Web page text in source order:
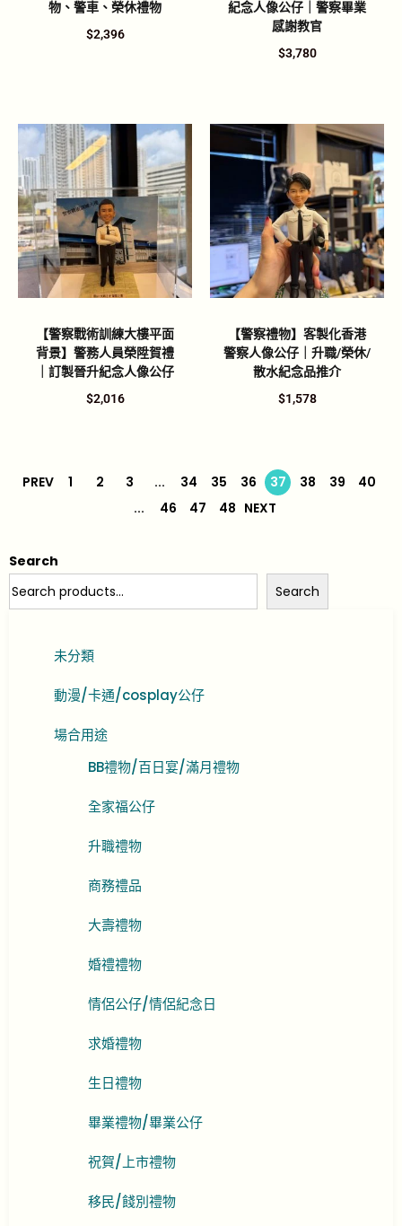
物、警車、榮休禮物
$2,396
紀念人像公仔｜警察畢業
感謝教官
$3,780
【警察戰術訓練大樓平面
背景】警務人員榮陞賀禮
｜訂製晉升紀念人像公仔
$2,016
【警察禮物】客製化香港
警察人像公仔｜升職/榮休/
散水紀念品推介
$1,578
PREV 1 2 3 ... 34 35 36 37 38 39
40
...
46 47 48 NEXT
Search
Search
未分類
動漫/卡通/cosplay公仔
場合用途
BB禮物/百日宴/滿月禮物
全家福公仔
升職禮物
商務禮品
大壽禮物
婚禮禮物
情侶公仔/情侶紀念日
求婚禮物
生日禮物
畢業禮物/畢業公仔
祝賀/上市禮物
移民/餞別禮物